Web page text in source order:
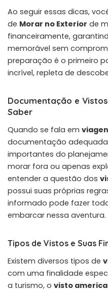
Ao seguir essas dicas,
de Morar no Exterior de
financeiramente,
memorável sem
preparação é o primeiro
incrível, repleta de
Documentação e
Saber
Quando se fala em
documentação
importantes do
morar fora ou apenas
entender a questão dos
possui suas próprias
informado pode fazer
embarcar nessa aventura.
Tipos de Vistos e Suas
Existem diversos tipos de
com uma finalidade
a turismo, o visto